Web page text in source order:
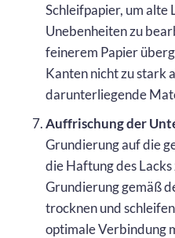
Schleifpapier, um alte
Unebenheiten zu
feinerem Papier
Kanten nicht zu stark
darunterliegende
Auffrischung der
Grundierung auf die
die Haftung des Lacks
Grundierung gemäß
trocknen und
optimale Verbindung